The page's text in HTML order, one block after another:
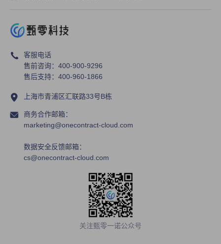
客服电话
售前咨询：400-900-9296
售后支持：400-960-1866
上海市青浦区汇联路33号B栋
商务合作邮箱：
marketing@onecontract-cloud.com
数据安全反馈邮箱：
cs@onecontract-cloud.com
关注甄零一诺公众号